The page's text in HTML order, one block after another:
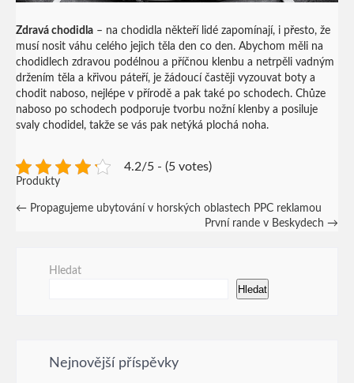
Zdravá chodidla – na chodidla někteří lidé zapomínají, i přesto, že
musí nosit váhu celého jejich těla den co den. Abychom měli na
chodidlech zdravou podélnou a příčnou klenbu a netrpěli vadným
držením těla a křivou páteří, je žádoucí častěji vyzouvat boty a
chodit naboso, nejlépe v přírodě a pak také po schodech. Chůze
naboso po schodech podporuje tvorbu nožní klenby a posiluje
svaly chodidel, takže se vás pak netýká plochá noha.
4.2/5 - (5 votes)
Produkty
Post
← Propagujeme ubytování v horských oblastech PPC reklamou
První rande v Beskydech →
Hledat
Hledat
Nejnovější příspěvky